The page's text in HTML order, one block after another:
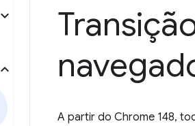
A partir do Chrome 148,